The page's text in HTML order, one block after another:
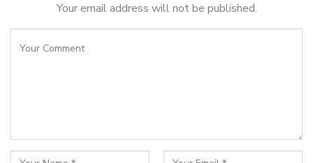
Your email address will not be published.